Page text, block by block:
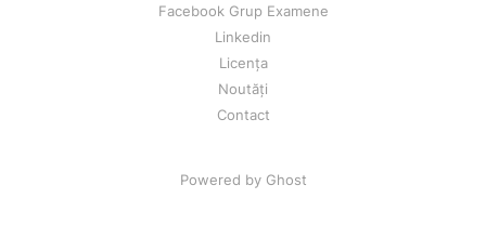
Facebook Grup Examene
Linkedin
Licența
Noutăți
Contact
Powered by Ghost